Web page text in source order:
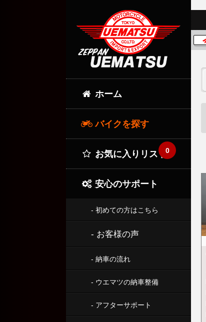
ホーム
バイクを探す
お気に入りリスト0
安心のサポート
- 初めての方はこちら
- お客様の声
- 納車の流れ
- ウエマツの納車整備
- アフターサポート